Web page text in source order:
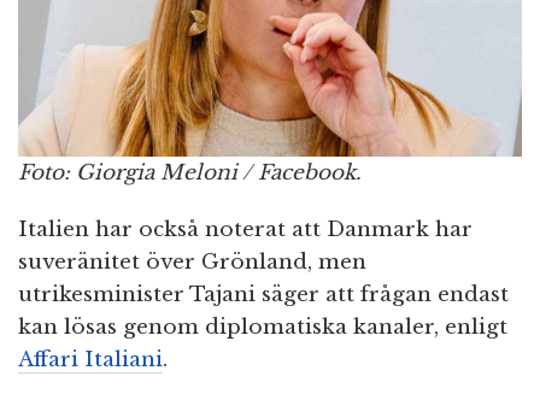
Foto: Giorgia Meloni / Facebook.
Italien har också noterat att Danmark har
suveränitet över Grönland, men
utrikesminister Tajani säger att frågan endast
kan lösas genom diplomatiska kanaler, enligt
Affari Italiani.